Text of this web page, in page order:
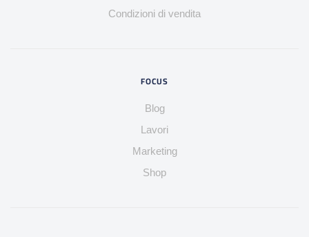
Condizioni di vendita
FOCUS
Blog
Lavori
Marketing
Shop